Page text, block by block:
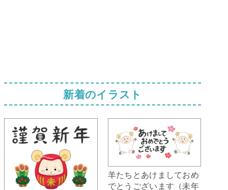
新着のイラスト
羊たちとあけましておめ
でとうございます（未年